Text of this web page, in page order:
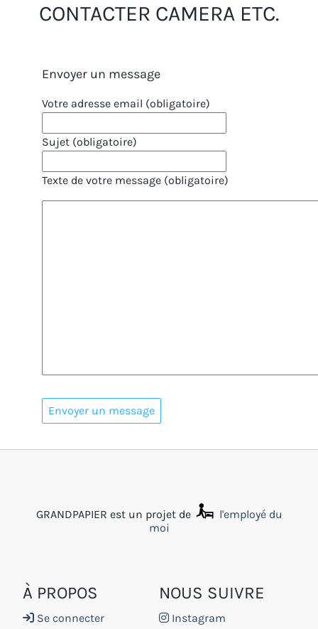
CONTACTER CAMERA ETC.
Envoyer un message
Votre adresse email (obligatoire)
Sujet (obligatoire)
Texte de votre message (obligatoire)
GRANDPAPIER est un projet de
l'employé du
moi
À PROPOS
Se connecter
NOUS SUIVRE
Instagram